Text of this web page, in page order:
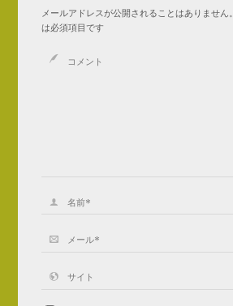
メールアドレスが公開されることはありません。
は必須項目です